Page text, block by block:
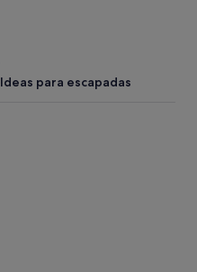
Ideas para escapadas